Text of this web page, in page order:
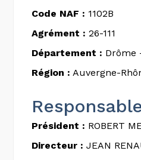
Code NAF : 1102B
Agrément : 26-111
Département : Drôme
Région : Auvergne-
Président : ROBERT
Directeur : JEAN